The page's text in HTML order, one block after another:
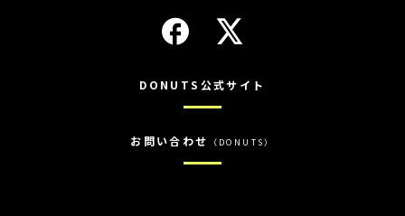
DONUTS公式サイト
お問い合わせ （DONUTS）